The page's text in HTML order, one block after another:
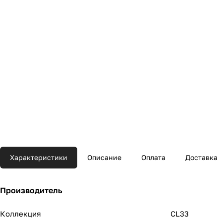
Характеристики Описание Оплата Доставка
Производитель
Коллекция CL33